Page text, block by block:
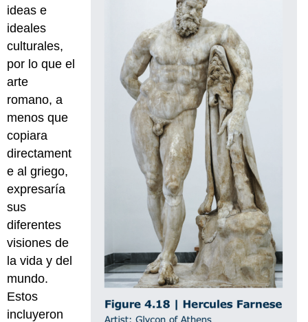
ideas e
ideales
culturales,
por lo que el
arte
romano, a
menos que
copiara
directament
e al griego,
expresaría
sus
diferentes
visiones de
la vida y del
mundo.
Estos
incluyeron